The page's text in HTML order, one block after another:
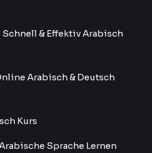
& Effektiv Arabisch
Arabisch & Deutsch
Kurs
Sprache Lernen